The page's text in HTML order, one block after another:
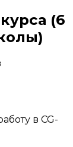
(6
в CG-